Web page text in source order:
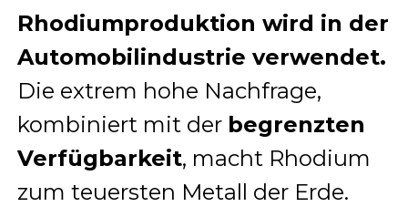
Rhodiumproduktion wird in der
Automobilindustrie verwendet.
Die extrem hohe Nachfrage,
kombiniert mit der begrenzten
Verfügbarkeit, macht Rhodium
zum teuersten Metall der Erde.